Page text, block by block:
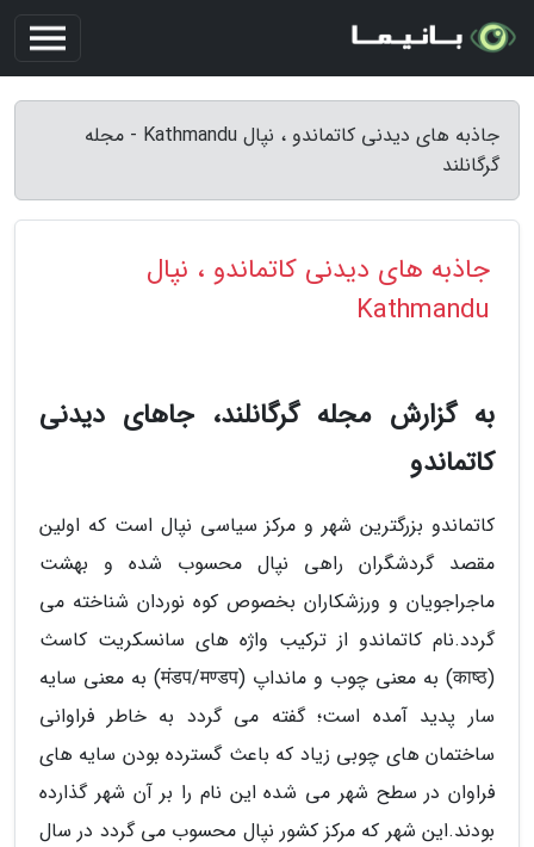
جاذبه های دیدنی کاتماندو ، نپال Kathmandu - مجله
گرگانلند
جاذبه های دیدنی کاتماندو ، نپال
Kathmandu
به گزارش مجله گرگانلند، جاهای دیدنی
کاتماندو
کاتماندو بزرگترین شهر و مرکز سیاسی نپال است که اولین
مقصد گردشگران راهی نپال محسوب شده و بهشت
ماجراجویان و ورزشکاران بخصوص کوه نوردان شناخته می
گردد.نام کاتماندو از ترکیب واژه های سانسکریت کاسث
(काष्ठ) به معنی چوب و مانداپ (मंडप/मण्डप) به معنی سایه
سار پدید آمده است؛ گفته می گردد به خاطر فراوانی
ساختمان های چوبی زیاد که باعث گسترده بودن سایه های
فراوان در سطح شهر می شده این نام را بر آن شهر گذارده
بودند.این شهر که مرکز کشور نپال محسوب می گردد در سال